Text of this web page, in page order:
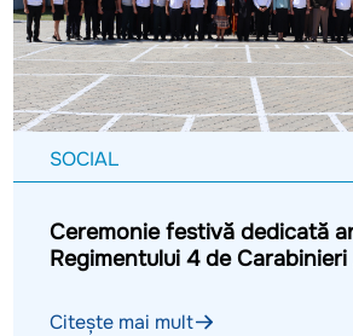
SOCIAL
Ceremonie festivă dedicată
Regimentului 4 de Carabinieri
Citește mai mult